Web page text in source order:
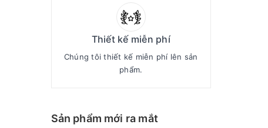
Thiết kế miễn phí
Chúng tôi thiết kế miễn phí lên sản
phẩm.
Sản phẩm mới ra mắt